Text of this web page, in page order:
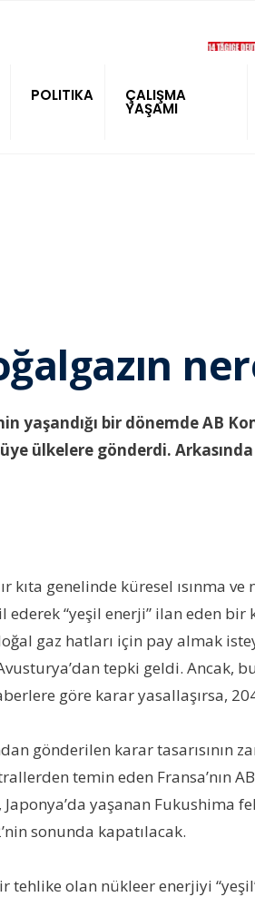
POLITIKA ÇALIŞMA
YAŞAMI
yaşandığı bir dönemde AB
üye ülkelere gönderdi.
kıta genelinde küresel ısınma
“yeşil enerji” ilan eden bir
gaz hatları için pay almak
tepki geldi. Ancak,
göre karar yasallaşırsa,
gönderilen karar
temin eden Fransa’nın
yaşanan Fukushima
sonunda kapatılacak.
olan nükleer enerjiyi